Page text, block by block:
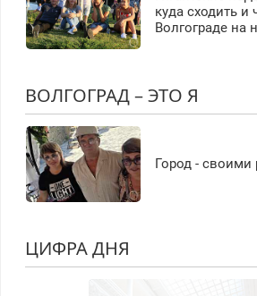
куда сходить и
Волгограде на
ВОЛГОГРАД – ЭТО Я
Город - своими
ЦИФРА ДНЯ